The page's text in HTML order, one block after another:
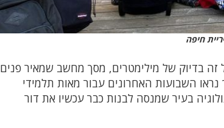
חיפה
בדיוק של מילימטרים, מסך מחשב שמאיר פנים
השבועות האחרונים עבור מאות תלמידי
בעיר שמנסה לבנות כבר עכשיו את דור